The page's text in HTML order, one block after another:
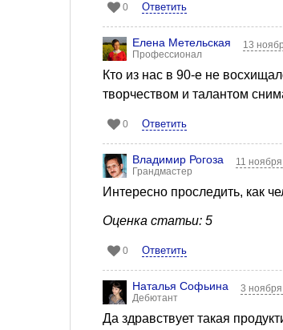
0 Ответить
Елена Метельская
Профессионал
13
Кто из нас в 90-е не
творчеством и талантом
0 Ответить
Владимир Рогоза
Грандмастер
11
Интересно проследить, как
Оценка статьи: 5
0 Ответить
Наталья Софьина
Дебютант
3
Да здравствует такая